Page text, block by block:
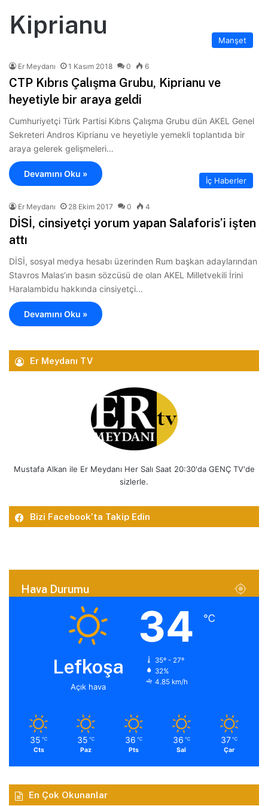
Kiprianu
Manşet
Er Meydanı 1 Kasım 2018 0 6
CTP Kıbrıs Çalışma Grubu, Kiprianu ve
heyetiyle bir araya geldi
Cumhuriyetçi Türk Partisi Kıbrıs Çalışma Grubu dün AKEL Genel
Sekreteri Andros Kiprianu ve heyetiyle yemekli toplantıda bir
araya gelerek gelişmeleri…
Devamını Oku »
İç Haberler
Er Meydanı 28 Ekim 2017 0 4
DİSİ, cinsiyetçi yorum yapan Salaforis’i işten
attı
DİSİ, sosyal medya hesabı üzerinden Rum başkan adaylarından
Stavros Malas’ın basın sözcüsü de olan AKEL Milletvekili İrini
Haralambidu hakkında cinsiyetçi…
Devamını Oku »
Er Meydanı TV
Mustafa Alkan ile Er Meydanı Her Salı Saat 20:30'da GENÇ TV'de
sizlerle.
Bizi Facebook’ta Takip Edin
Hava Durumu
Lefkoşa
Açık hava
34 ℃
35º - 27º
32%
4.85 km/h
35 ℃
Cts
35 ℃
Paz
36 ℃
Pts
36 ℃
Sal
37 ℃
Çar
En Çok Okunanlar